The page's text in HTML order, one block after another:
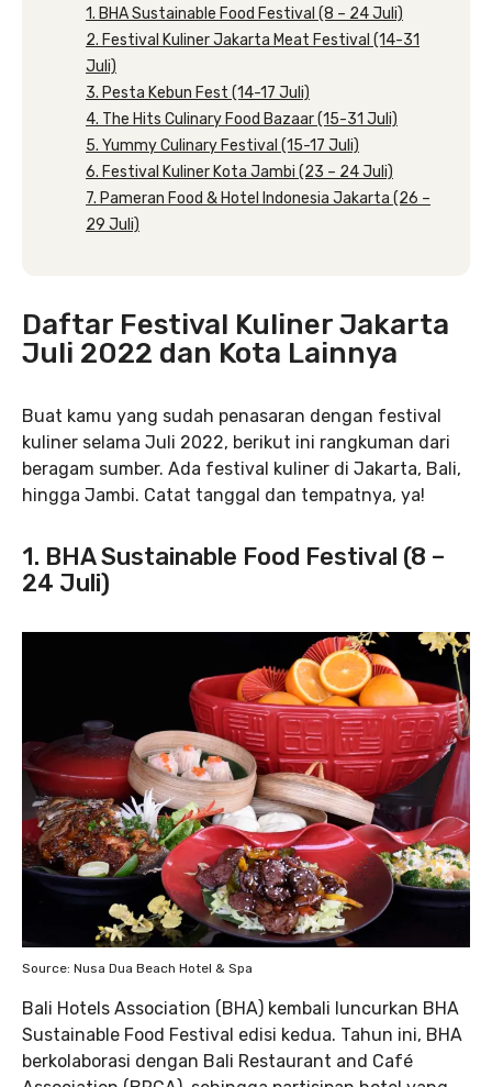
1. BHA Sustainable Food Festival (8 – 24 Juli)
2. Festival Kuliner Jakarta Meat Festival (14-31
Juli)
3. Pesta Kebun Fest (14-17 Juli)
4. The Hits Culinary Food Bazaar (15-31 Juli)
5. Yummy Culinary Festival (15-17 Juli)
6. Festival Kuliner Kota Jambi (23 – 24 Juli)
7. Pameran Food & Hotel Indonesia Jakarta (26 –
29 Juli)
Daftar Festival Kuliner Jakarta
Juli 2022 dan Kota Lainnya
Buat kamu yang sudah penasaran dengan festival
kuliner selama Juli 2022, berikut ini rangkuman dari
beragam sumber. Ada festival kuliner di Jakarta, Bali,
hingga Jambi. Catat tanggal dan tempatnya, ya!
1. BHA Sustainable Food Festival (8 –
24 Juli)
Source: Nusa Dua Beach Hotel & Spa
Bali Hotels Association (BHA) kembali luncurkan BHA
Sustainable Food Festival edisi kedua. Tahun ini, BHA
berkolaborasi dengan Bali Restaurant and Café